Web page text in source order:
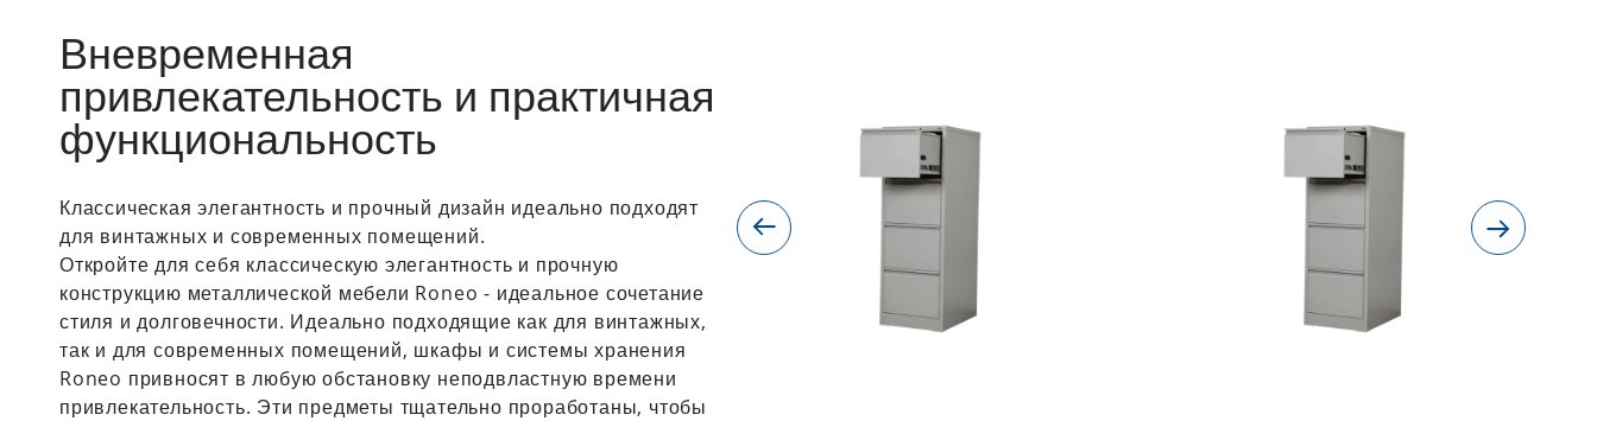
Вневременная
привлекательность и практичная
функциональность
Классическая элегантность и прочный дизайн идеально подходят
для винтажных и современных помещений.
Откройте для себя классическую элегантность и прочную
конструкцию металлической мебели Roneo - идеальное сочетание
стиля и долговечности. Идеально подходящие как для винтажных,
так и для современных помещений, шкафы и системы хранения
Roneo привносят в любую обстановку неподвластную времени
привлекательность. Эти предметы тщательно проработаны, чтобы